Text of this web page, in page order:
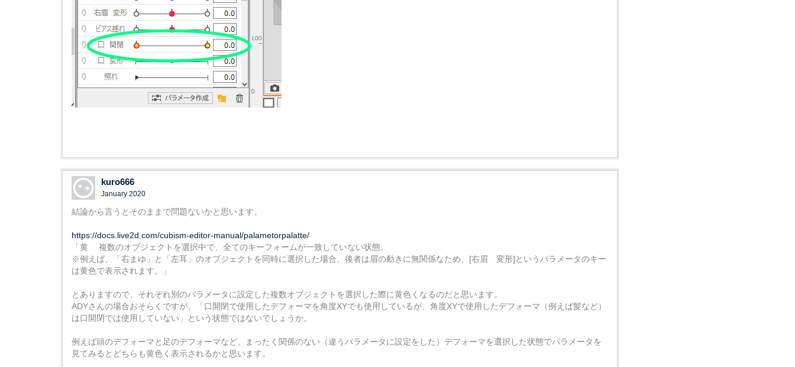
kuro666
January 2020
結論から言うとそのままで問題ないかと思います。
https://docs.live2d.com/cubism-editor-manual/palametorpalatte/
「黄 複数のオブジェクトを選択中で、全てのキーフォームが一致していない状態。
※例えば、「右まゆ」と「左耳」のオブジェクトを同時に選択した場合、後者は眉の動きに無関係なため、[右眉 変形]というパラメータのキー
は黄色で表示されます。」
とありますので、それぞれ別のパラメータに設定した複数オブジェクトを選択した際に黄色くなるのだと思います。
ADYさんの場合おそらくですが、「口開閉で使用したデフォーマを角度XYでも使用しているが、角度XYで使用したデフォーマ（例えば髪など）
は口開閉では使用していない」という状態ではないでしょうか。
例えば頭のデフォーマと足のデフォーマなど、まったく関係のない（違うパラメータに設定をした）デフォーマを選択した状態でパラメータを
見てみるとどちらも黄色く表示されるかと思います。